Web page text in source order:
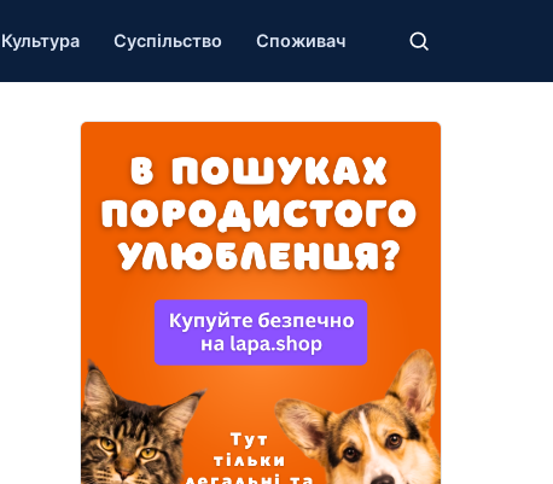
Культура Суспільство Споживач